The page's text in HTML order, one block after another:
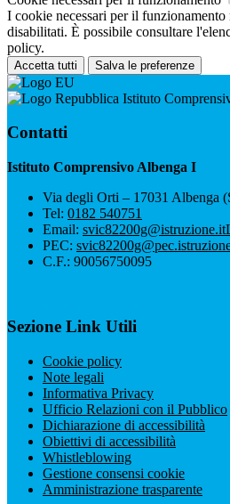
I cookie necessari per il funzionamento
disabilitati. È possibile consultare
policy.
Accetta tutti Salva le preferenze
Istituto
Contatti
Istituto Comprensivo Albenga I
Via degli Orti – 17031 Albenga
Tel: 0182 540751
Email: svic82200g@istruzione.it
PEC:
C.F.: 90056750095
Sezione Link Utili
Cookie policy
Note legali
Informativa Privacy
Ufficio Relazioni con il Pubblico
Dichiarazione di accessibilità
Obiettivi di accessibilità
Whistleblowing
Gestione consensi cookie
Amministrazione trasparente